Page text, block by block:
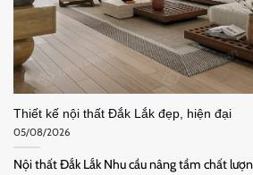
Thiết kế nội thất Đắk Lắk đẹp, hiện đại
05/08/2026
Nội thất Đắk Lắk Nhu cầu nâng tầm chất